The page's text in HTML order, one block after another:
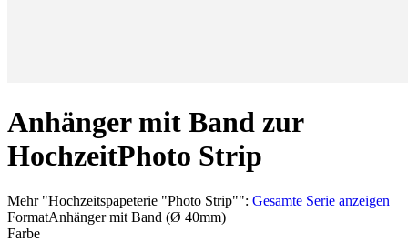
Anhänger mit Band zur
HochzeitPhoto Strip
Mehr"Hochzeitspapeterie "Photo Strip"": Gesamte Serie anzeigen
FormatAnhänger mit Band (Ø 40mm)
Farbe